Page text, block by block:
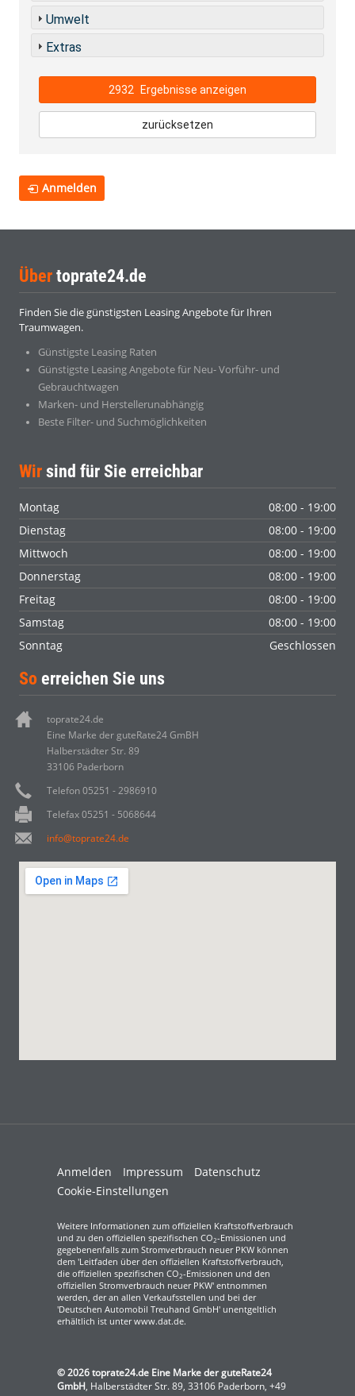
Umwelt
Extras
2932 Ergebnisse anzeigen
zurücksetzen
Anmelden
Über toprate24.de
Finden Sie die günstigsten Leasing Angebote für Ihren
Traumwagen.
Günstigste Leasing Raten
Günstigste Leasing Angebote für Neu- Vorführ- und
Gebrauchtwagen
Marken- und Herstellerunabhängig
Beste Filter- und Suchmöglichkeiten
Wir sind für Sie erreichbar
Montag
08:00 - 19:00
Dienstag
08:00 - 19:00
Mittwoch
08:00 - 19:00
Donnerstag
08:00 - 19:00
Freitag
08:00 - 19:00
Samstag
08:00 - 19:00
Sonntag
Geschlossen
So erreichen Sie uns
toprate24.de
Eine Marke der guteRate24 GmBH
Halberstädter Str. 89
33106 Paderborn
Telefon 05251 - 2986910
Telefax 05251 - 5068644
info@toprate24.de
Anmelden Impressum
Datenschutz
Cookie-Einstellungen
Weitere Informationen zum offiziellen Kraftstoffverbrauch
und zu den offiziellen spezifischen CO2-Emissionen und
gegebenenfalls zum Stromverbrauch neuer PKW können
dem 'Leitfaden über den offiziellen Kraftstoffverbrauch,
die offiziellen spezifischen CO2-Emissionen und den
offiziellen Stromverbrauch neuer PKW' entnommen
werden, der an allen Verkaufsstellen und bei der
'Deutschen Automobil Treuhand GmbH' unentgeltlich
erhältlich ist unter www.dat.de.
© 2026toprate24.de Eine Marke der guteRate24
GmbH, Halberstädter Str. 89, 33106 Paderborn, +49